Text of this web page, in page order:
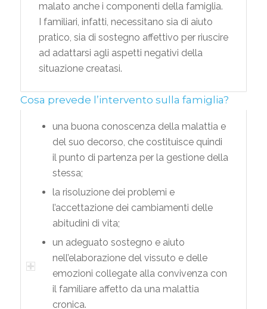
malato anche i componenti della famiglia.
I familiari, infatti, necessitano sia di aiuto
pratico, sia di sostegno affettivo per riuscire
ad adattarsi agli aspetti negativi della
situazione creatasi.
Cosa prevede l’intervento sulla famiglia?
una buona conoscenza della malattia e
del suo decorso, che costituisce quindi
il punto di partenza per la gestione della
stessa;
la risoluzione dei problemi e
l’accettazione dei cambiamenti delle
abitudini di vita;
un adeguato sostegno e aiuto
nell’elaborazione del vissuto e delle
emozioni collegate alla convivenza con
il familiare affetto da una malattia
cronica.